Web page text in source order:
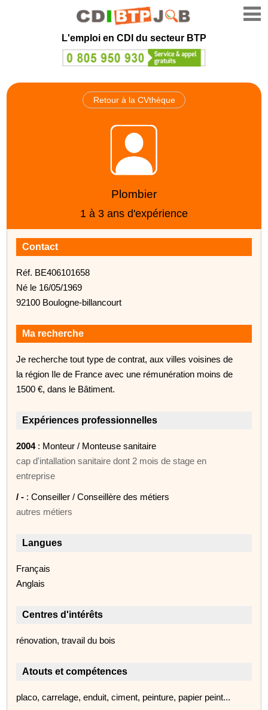
L'emploi en CDI du secteur BTP
Retour à la CVthèque
Plombier
1 à 3 ans d'expérience
Contact
Réf. BE406101658
Né le 16/05/1969
92100 Boulogne-billancourt
Ma recherche
Je recherche tout type de contrat, aux villes voisines de
la région Ile de France avec une rémunération moins de
1500 €, dans le Bâtiment.
Expériences professionnelles
2004: Monteur / Monteuse sanitaire
cap d'intallation sanitaire dont 2 mois de stage en
entreprise
/ - : Conseiller / Conseillère des métiers
autres métiers
Langues
Français
Anglais
Centres d'intérêts
rénovation, travail du bois
Atouts et compétences
placo, carrelage, enduit, ciment, peinture, papier peint...